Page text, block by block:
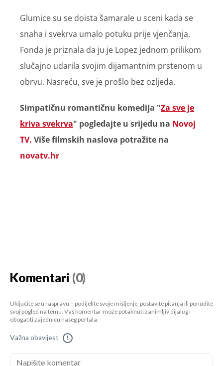
Glumice su se doista šamarale u sceni kada se
snaha i svekrva umalo potuku prije vjenčanja.
Fonda je priznala da ju je Lopez jednom prilikom
slučajno udarila svojim dijamantnim prstenom u
obrvu. Nasreću, sve je prošlo bez ozljeda.
Simpatičnu romantičnu komedija "Za sve je
kriva svekrva" pogledajte u srijedu na Novoj
TV. Više filmskih naslova potražite na
novatv.hr
Komentari (0)
Uključite se u raspravu – podijelite svoje mišljenje, postavite pitanja ili ponudite
svoj pogled na temu. Vaš komentar može potaknuti zanimljiv dijalog i
obogatiti zajednicu našeg portala.
Važna obavijest !